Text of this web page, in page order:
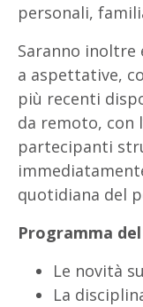
personali,
Saranno inoltre
a aspettative,
più recenti
da remoto, con
partecipanti
quotidiana del
Programma
Le novità
La